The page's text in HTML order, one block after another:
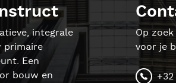
integrale
primaire
Een
bouw en
Op
voor je